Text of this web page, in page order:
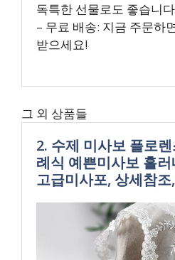
독특한 선물로도 좋습니
– 무료 배송: 지금 주문하
받으세요!
그 외 상품들
2. 수제 미사보 플로
례식 예쁜미사보 흘
고급미사포, 상세참